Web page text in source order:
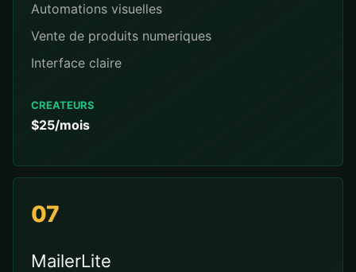
Automations visuelles
Vente de produits numeriques
Interface claire
CREATEURS
$25/mois
07
MailerLite